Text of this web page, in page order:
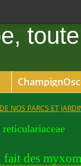
NOS PARCS ET
reticulariaceae
fait des